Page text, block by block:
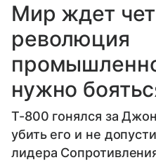
Мир ждет
революция
нужно
Т-800 гонялся за
убить его и не
лидера